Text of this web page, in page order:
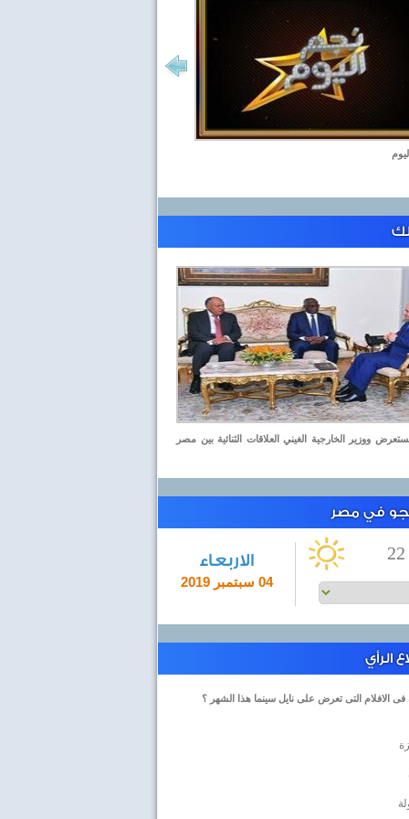
لك
ووزير الخارجية الغيني العلاقات الثنائية بين مصر
في مصر
الاربعاء
04 سبتمبر 2019
22
الرأي
فى الافلام التى تعرض على نايل سينما هذا الشهر ؟